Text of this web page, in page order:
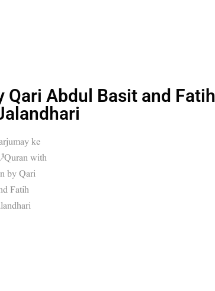
Qari Abdul Basit and Fatih